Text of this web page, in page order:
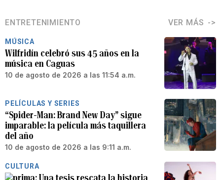
ENTRETENIMIENTO VER MÁS
MÚSICA
Wilfridín celebró sus 45 años en la
música en Caguas
10 de agosto de 2026 a las 11:54 a.m.
PELÍCULAS Y SERIES
“Spider-Man: Brand New Day” sigue
imparable: la película más taquillera
del año
10 de agosto de 2026 a las 9:11 a.m.
CULTURA
Una tesis rescata la historia